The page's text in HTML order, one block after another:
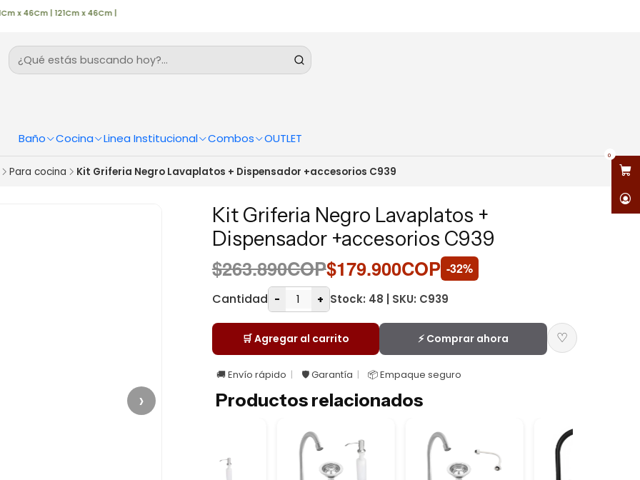
Baño Cocina Linea Institucional Combos OUTLET
0
| 121Cm x 46Cm |
Para cocina Kit Griferia Negro Lavaplatos + Dispensador +accesorios C939
›
Kit Griferia Negro Lavaplatos +
Dispensador +accesorios C939
$263.890COP$179.900COP -32%
Cantidad - + Stock: 48 | SKU: C939
🛒 Agregar al carrito ⚡ Comprar ahora ♡
🚚 Envío rápido 🛡️ Garantía 📦 Empaque seguro
Productos relacionados